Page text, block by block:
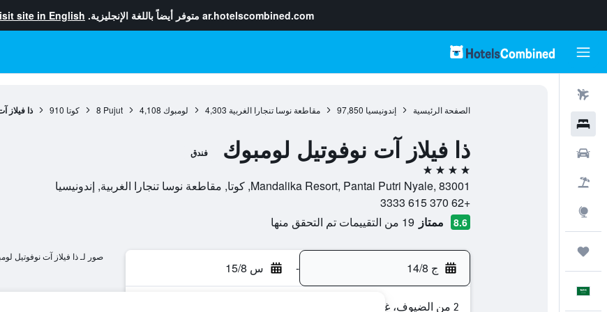
ar.hotelscombined.com متوفر أيضاً باللغة الإنجليزية. site in English
الصفحة الرئيسية إندونيسيا 97,850 مقاطعة نوسا تنجارا الغربية 4,303 لومبوك 4,108
Pujut
8 كوتا 910 ذا فيلاز
ذا فيلاز آت نوفوتيل لومبوك فندق
4 نجوم
Mandalika Resort, Pantai Putri Nyale, 83001, كوتا, مقاطعة نوسا تنجارا الغربية, إندونيسيا
+62 370 615 3333
8.6 ممتاز 19 من التقييمات تم التحقق منها
ج 14/8 - س 15/8
2 من الضيوف، غرفة واحدة
صور لـ ذا فيلاز آت نوفوتيل